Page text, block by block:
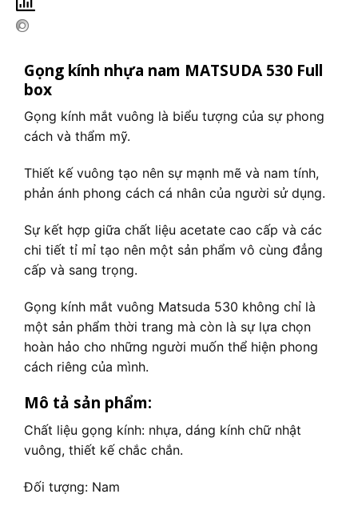
Gọng kính nhựa nam MATSUDA 530 Full
box
Gọng kính mắt vuông là biểu tượng của sự phong
cách và thẩm mỹ.
Thiết kế vuông tạo nên sự mạnh mẽ và nam tính,
phản ánh phong cách cá nhân của người sử dụng.
Sự kết hợp giữa chất liệu acetate cao cấp và các
chi tiết tỉ mỉ tạo nên một sản phẩm vô cùng đẳng
cấp và sang trọng.
Gọng kính mắt vuông Matsuda 530 không chỉ là
một sản phẩm thời trang mà còn là sự lựa chọn
hoàn hảo cho những người muốn thể hiện phong
cách riêng của mình.
Mô tả sản phẩm:
Chất liệu gọng kính: nhựa, dáng kính chữ nhật
vuông, thiết kế chắc chắn.
Đối tượng: Nam